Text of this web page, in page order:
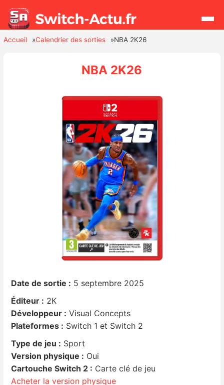
Hardware
Mises à jour
Chiffres de ventes
Rumeurs
Nintendo Direct
Tests de jeux
Tests d’accessoires
Autres tests
Previews
Accueil Calendrier des sorties NBA 2K26
NBA 2K26
Date de sortie : 5 septembre 2025
Éditeur : 2K
Développeur : Visual Concepts
Plateformes : Switch 1 et Switch 2
Type de jeu : Sport
Version physique : Oui
Cartouche Switch 2 : Carte clé de jeu
Acheter la version physique